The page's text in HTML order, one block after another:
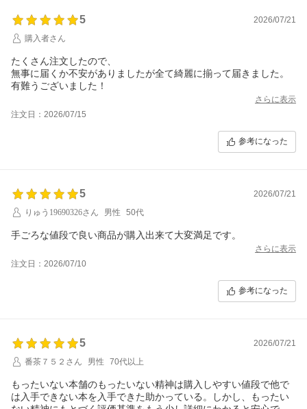
5
2026/07/21
購入者さん
たくさん注文したので、
無事に届くか不安がありましたが全て綺麗に揃って届きました。
有難うございました！
さらに表示
注文日：2026/07/15
参考になった
5
2026/07/21
りゅう19690326さん
男性 50代
手ごろな値段で良い商品が購入出来て大変満足です。
さらに表示
注文日：2026/07/10
参考になった
5
2026/07/21
番茶７５２さん
男性 70代以上
もったいない本舗のもったいない精神は購入しやすい値段で他で
は入手できない本を入手できた助かっている。しかし、もったい